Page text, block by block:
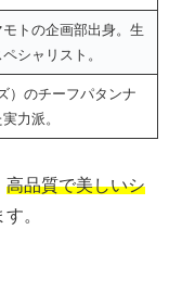
モトの企画部出身。生
シャリスト。
）のチーフパタンナ
力派。
高品質で美しいシ
。